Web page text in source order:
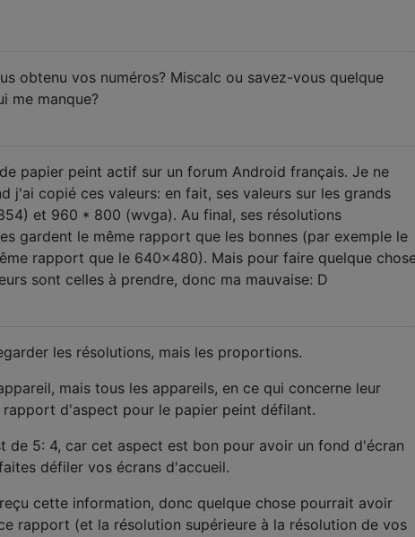
obtenu vos numéros? Miscalc ou savez-vous quelque
me manque?
papier peint actif sur un forum Android français. Je ne
j'ai copié ces valeurs: en fait, ses valeurs sur les grands
et 960 * 800 (wvga). Au final, ses résolutions
gardent le même rapport que les bonnes (par exemple le
rapport que le 640x480). Mais pour faire quelque
sont celles à prendre, donc ma mauvaise: D
les résolutions, mais les proportions.
mais tous les appareils, en ce qui concerne leur
d'aspect pour le papier peint défilant.
de 5: 4, car cet aspect est bon pour avoir un fond d'écran
défiler vos écrans d'accueil.
cette information, donc quelque chose pourrait avoir
rapport (et la résolution supérieure à la résolution de vos